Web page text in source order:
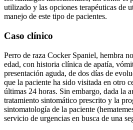
utilizado y las opciones terapéuticas de
manejo de este tipo de pacientes.
Caso clínico
Perro de raza Cocker Spaniel, hembra
edad, con historia clínica de apatía,
presentación aguda, de dos días de
que la paciente ha sido visitada en otro
últimas 24 horas. Sin embargo, dada la
tratamiento sintomático prescrito y la
sintomatología de la paciente
servicio de urgencias en busca de una